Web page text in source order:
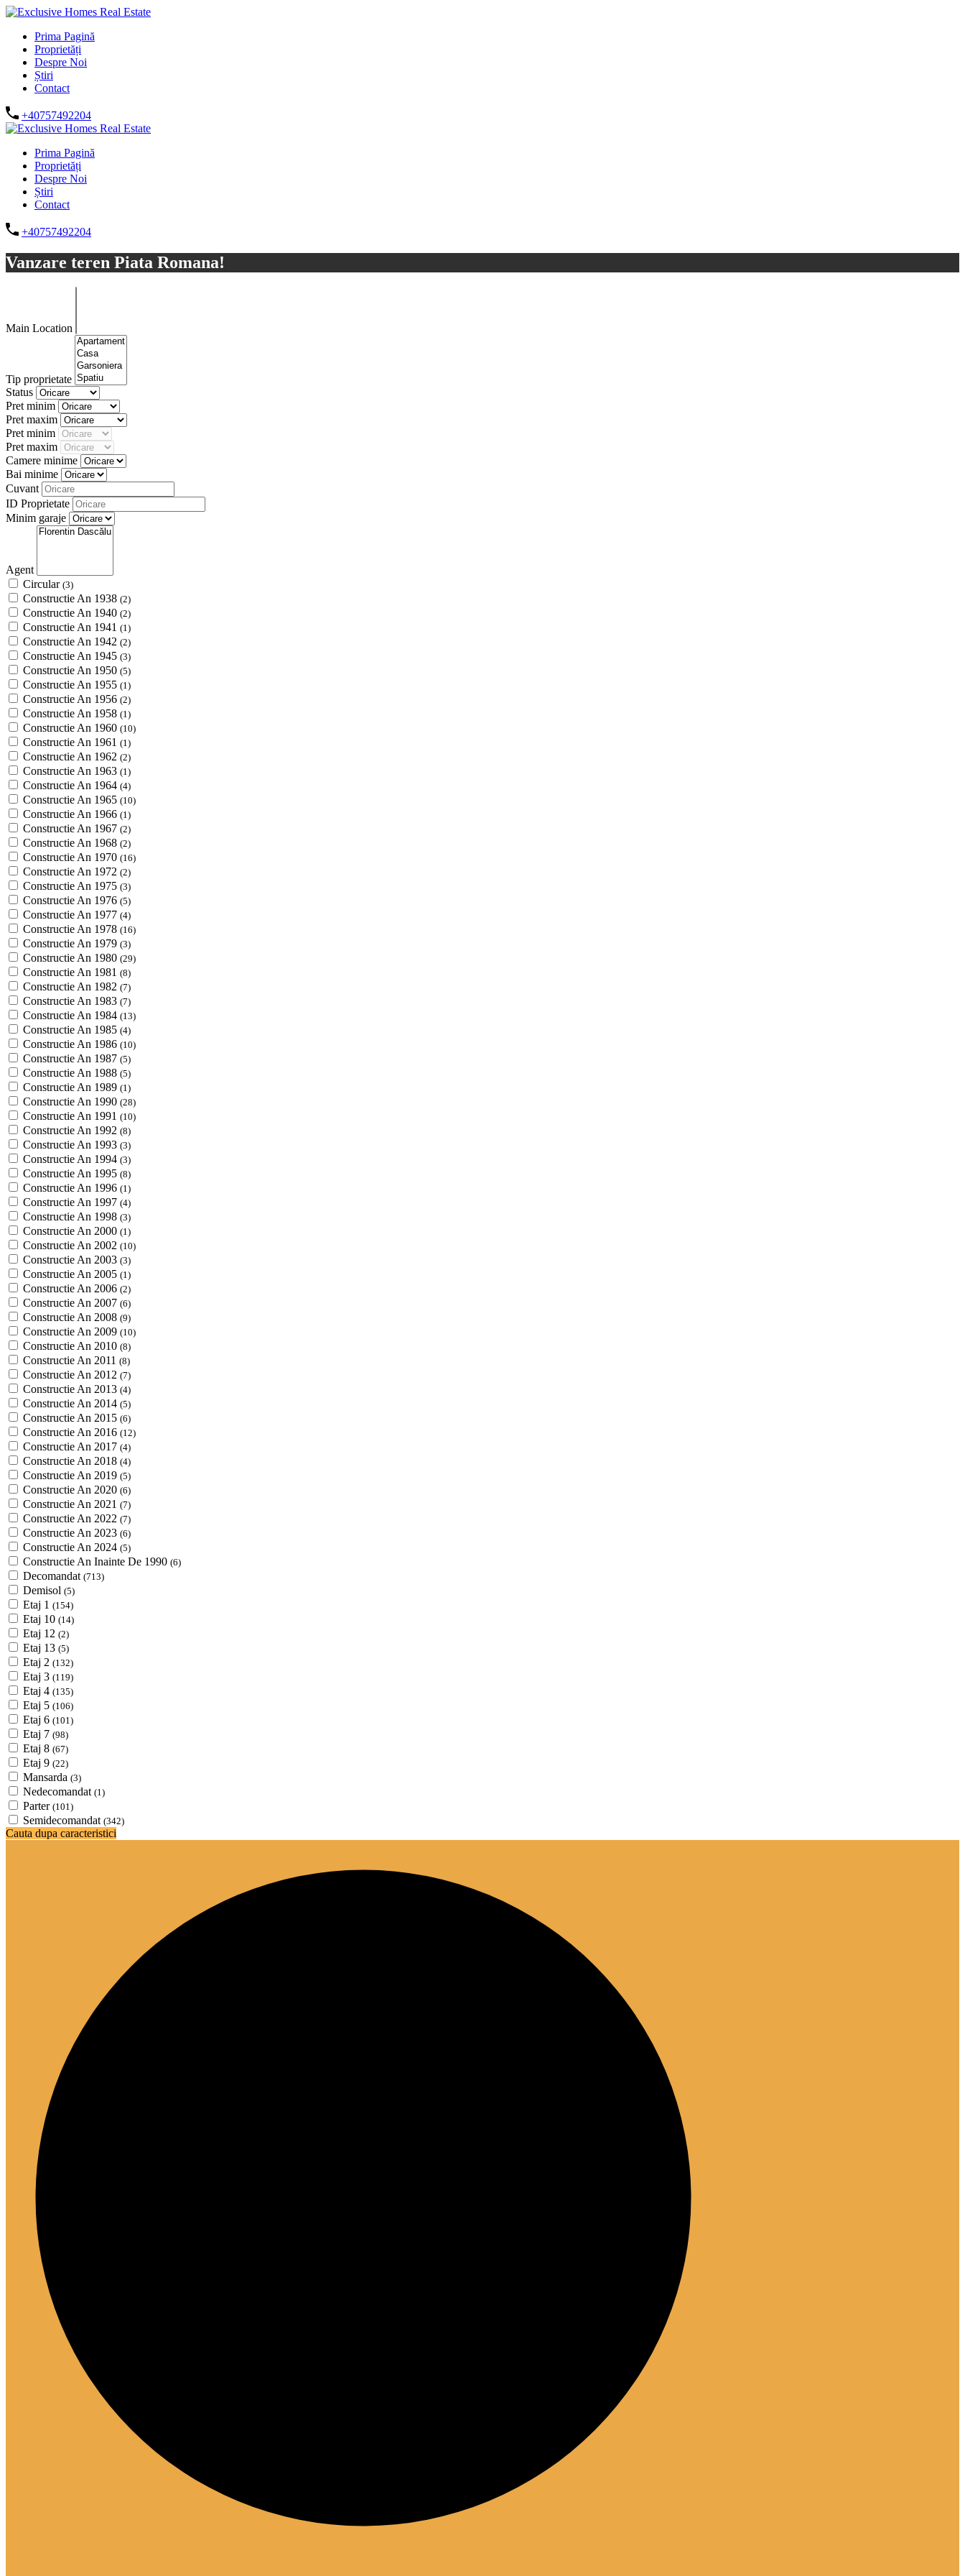
Prima Pagină
Proprietăți
Despre Noi
Știri
Contact
+40757492204
Prima Pagină
Proprietăți
Despre Noi
Știri
Contact
+40757492204
Vanzare teren Piata Romana!
Main Location
Tip proprietate
Status
Pret minim
Pret maxim
Pret minim
Pret maxim
Camere minime
Bai minime
Cuvant
ID Proprietate
Minim garaje
Agent
Circular (3)
Constructie An 1938 (2)
Constructie An 1940 (2)
Constructie An 1941 (1)
Constructie An 1942 (2)
Constructie An 1945 (3)
Constructie An 1950 (5)
Constructie An 1955 (1)
Constructie An 1956 (2)
Constructie An 1958 (1)
Constructie An 1960 (10)
Constructie An 1961 (1)
Constructie An 1962 (2)
Constructie An 1963 (1)
Constructie An 1964 (4)
Constructie An 1965 (10)
Constructie An 1966 (1)
Constructie An 1967 (2)
Constructie An 1968 (2)
Constructie An 1970 (16)
Constructie An 1972 (2)
Constructie An 1975 (3)
Constructie An 1976 (5)
Constructie An 1977 (4)
Constructie An 1978 (16)
Constructie An 1979 (3)
Constructie An 1980 (29)
Constructie An 1981 (8)
Constructie An 1982 (7)
Constructie An 1983 (7)
Constructie An 1984 (13)
Constructie An 1985 (4)
Constructie An 1986 (10)
Constructie An 1987 (5)
Constructie An 1988 (5)
Constructie An 1989 (1)
Constructie An 1990 (28)
Constructie An 1991 (10)
Constructie An 1992 (8)
Constructie An 1993 (3)
Constructie An 1994 (3)
Constructie An 1995 (8)
Constructie An 1996 (1)
Constructie An 1997 (4)
Constructie An 1998 (3)
Constructie An 2000 (1)
Constructie An 2002 (10)
Constructie An 2003 (3)
Constructie An 2005 (1)
Constructie An 2006 (2)
Constructie An 2007 (6)
Constructie An 2008 (9)
Constructie An 2009 (10)
Constructie An 2010 (8)
Constructie An 2011 (8)
Constructie An 2012 (7)
Constructie An 2013 (4)
Constructie An 2014 (5)
Constructie An 2015 (6)
Constructie An 2016 (12)
Constructie An 2017 (4)
Constructie An 2018 (4)
Constructie An 2019 (5)
Constructie An 2020 (6)
Constructie An 2021 (7)
Constructie An 2022 (7)
Constructie An 2023 (6)
Constructie An 2024 (5)
Constructie An Inainte De 1990 (6)
Decomandat (713)
Demisol (5)
Etaj 1 (154)
Etaj 10 (14)
Etaj 12 (2)
Etaj 13 (5)
Etaj 2 (132)
Etaj 3 (119)
Etaj 4 (135)
Etaj 5 (106)
Etaj 6 (101)
Etaj 7 (98)
Etaj 8 (67)
Etaj 9 (22)
Mansarda (3)
Nedecomandat (1)
Parter (101)
Semidecomandat (342)
Cauta dupa caracteristici